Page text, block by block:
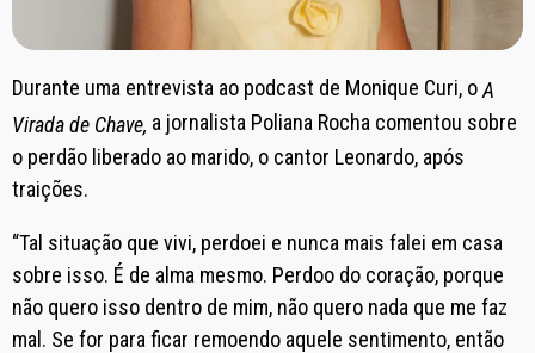
Durante uma entrevista ao podcast de Monique Curi, oA
Virada de Chave, a jornalista Poliana Rocha comentou sobre
o perdão liberado ao marido, o cantor Leonardo, após
traições.
“Tal situação que vivi, perdoei e nunca mais falei em casa
sobre isso. É de alma mesmo. Perdoo do coração, porque
não quero isso dentro de mim, não quero nada que me faz
mal. Se for para ficar remoendo aquele sentimento, então